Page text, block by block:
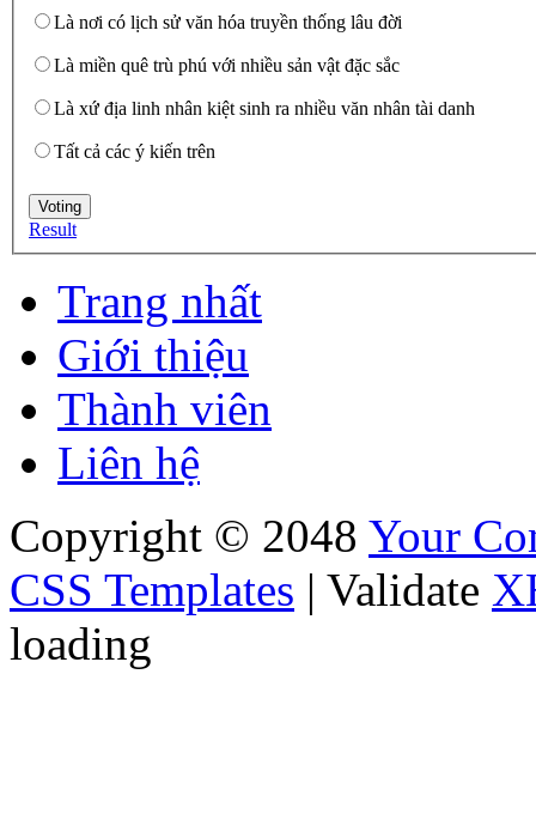
Là nơi có lịch sử văn hóa truyền thống lâu đời
Là miền quê trù phú với nhiều sản vật đặc sắc
Là xứ địa linh nhân kiệt sinh ra nhiều văn nhân tài danh
Tất cả các ý kiến trên
Result
Trang nhất
Giới thiệu
Thành viên
Liên hệ
Copyright © 2048 Your
CSS Templates | Validate
loading